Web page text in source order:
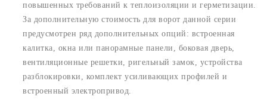
повышенных требований к теплоизоляции и герметизации.
За дополнительную стоимость для ворот данной серии
предусмотрен ряд дополнительных опций: встроенная
калитка, окна или панорамные панели, боковая дверь,
вентиляционные решетки, ригельный замок, устройства
разблокировки, комплект усиливающих профилей и
встроенный электропривод.